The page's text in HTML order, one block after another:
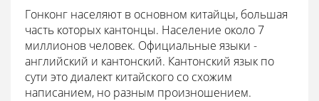
Гонконг населяют в основном китайцы, большая
часть которых кантонцы. Население около 7
миллионов человек. Официальные языки -
английский и кантонский. Кантонский язык по
сути это диалект китайского со схожим
написанием, но разным произношением.